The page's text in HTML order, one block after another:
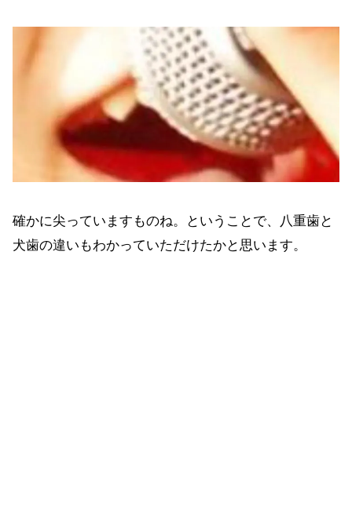
確かに尖っていますものね。ということで、八重歯と
犬歯の違いもわかっていただけたかと思います。